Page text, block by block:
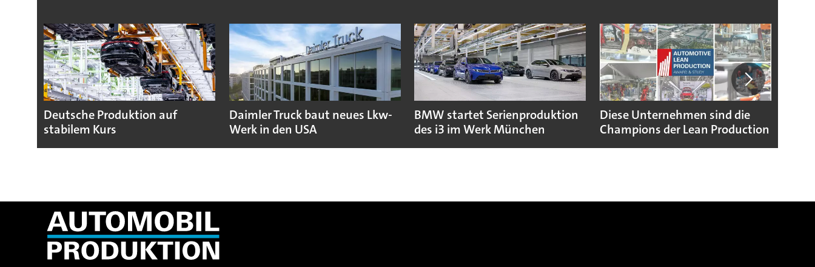
Deutsche Produktion auf
stabilem Kurs
Daimler Truck baut neues Lkw-
Werk in den USA
BMW startet Serienproduktion
des i3 im Werk München
Diese Unternehmen sind die
Champions der Lean Production